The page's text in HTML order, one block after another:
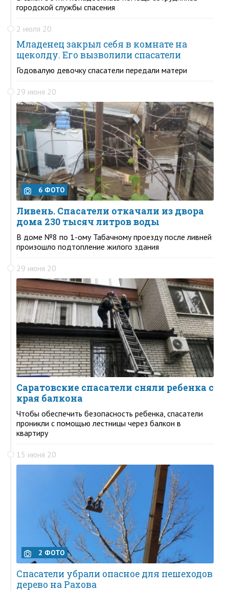
городской службы спасения
2 июля 20
Младенец закрыл себя в комнате на
щеколду. Его вызволили спасатели
Годовалую девочку спасатели передали матери
29 июня 20
6 ФОТО
Ливень. Спасатели откачали из двора
дома 230 тысяч литров воды
В доме №8 по 1-ому Табачному проезду после ливней
произошло подтопление жилого здания
29 июня 20
Саратовские спасатели сняли ребенка с
края балкона
Чтобы обеспечить безопасность ребенка, спасатели
проникли с помощью лестницы через балкон в
квартиру
15 июня 20
2 ФОТО
Спасатели убрали опасное для пешеходов
дерево на Рахова